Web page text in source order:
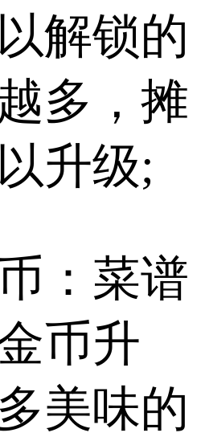
解锁的
多，摊
升级;
：菜谱
币升
美味的